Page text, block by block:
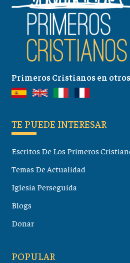
Primeros Cristianos en
TE PUEDE INTERESAR
Escritos De Los Primeros
Temas De Actualidad
Iglesia Perseguida
Blogs
Donar
POPULAR